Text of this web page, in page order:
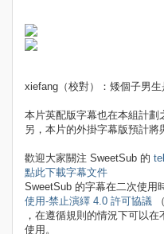
xiefang（校對）：矮個子男生
本片英配版字幕也在本組計劃
另，本片的外掛字幕版預計將
歡迎大家關注 SweetSub 的
點此下載字幕文件
SweetSub 的字幕在二次使用
使用-禁止演繹 4.0 許可協議
，在遵循規則的情況下可以在
使用。